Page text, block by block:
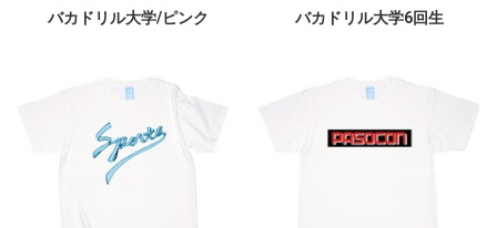
バカドリル大学/ピンク バカドリル大学6回生